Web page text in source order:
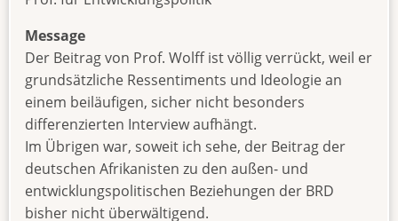
Message
Der Beitrag von Prof. Wolff ist völlig verrückt, weil er
grundsätzliche Ressentiments und Ideologie an
einem beiläufigen, sicher nicht besonders
differenzierten Interview aufhängt.
Im Übrigen war, soweit ich sehe, der Beitrag der
deutschen Afrikanisten zu den außen- und
entwicklungspolitischen Beziehungen der BRD
bisher nicht überwältigend.